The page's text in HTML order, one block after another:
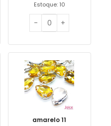
Estoque: 10
amarelo 11